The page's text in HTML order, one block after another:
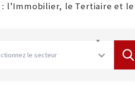
l’Immobilier, le Tertiaire et le
le secteur